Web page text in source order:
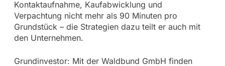
Kontaktaufnahme, Kaufabwicklung und
Verpachtung nicht mehr als 90 Minuten pro
Grundstück – die Strategien dazu teilt er auch mit
den Unternehmen.
Grundinvestor: Mit der Waldbund GmbH finden